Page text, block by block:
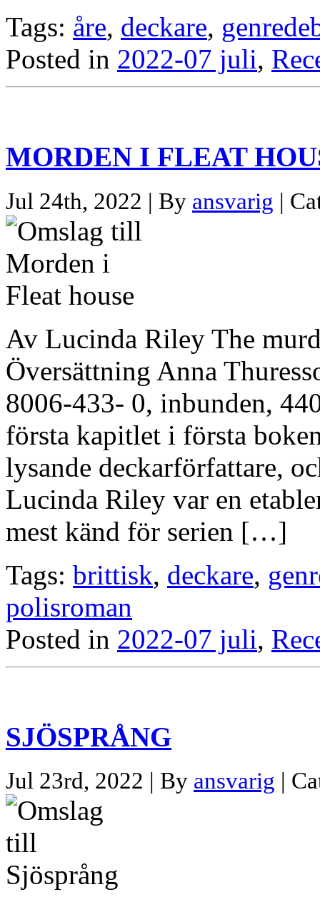
Tags: åre, deckare,
Posted in 2022-07 juli,
MORDEN I FLEAT
Jul 24th, 2022 | By ansvarig |
Av Lucinda Riley The
Översättning Anna
8006-433- 0, inbunden,
första kapitlet i första
lysande deckarförfattare,
Lucinda Riley var en
mest känd för serien […]
Tags: brittisk, deckare,
polisroman
Posted in 2022-07 juli,
SJÖSPRÅNG
Jul 23rd, 2022 | By ansvarig |